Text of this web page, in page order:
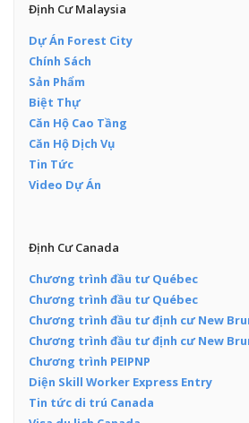
Định Cư Malaysia
Dự Án Forest City
Chính Sách
Sản Phẩm
Biệt Thự
Căn Hộ Cao Tầng
Căn Hộ Dịch Vụ
Tin Tức
Video Dự Án
Định Cư Canada
Chương trình đầu tư Québec
Chương trình đầu tư Québec
Chương trình đầu tư định cư New
Chương trình đầu tư định cư New
Chương trình PEIPNP
Diện Skill Worker Express Entry
Tin tức di trú Canada